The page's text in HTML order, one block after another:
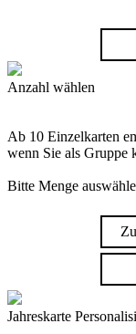
Anzahl wählen
Ab 10 Einzelkarten
wenn Sie als Gruppe
Bitte Menge
Jahreskarte